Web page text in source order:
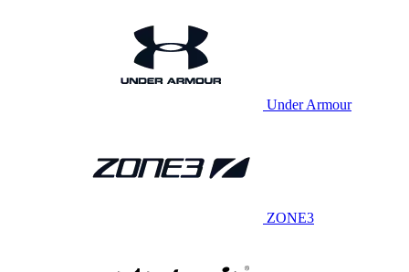
Under Armour
ZONE3